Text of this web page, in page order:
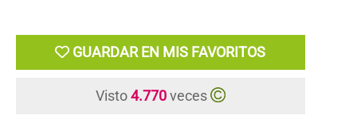
GUARDAR EN MIS FAVORITOS
Visto4.770veces